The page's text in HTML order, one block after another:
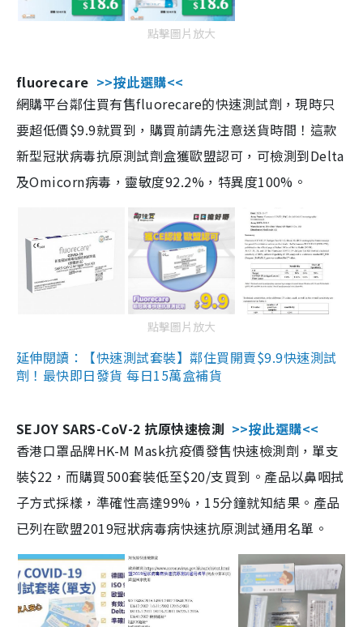
點擊圖片放大
fluorecare >>按此選購<<
網購平台鄰住買有售fluorecare的快速測試劑，現時只
要超低價$9.9就買到，購買前請先注意送貨時間！這款
新型冠狀病毒抗原測試劑盒獲歐盟認可，可檢測到Delta
及Omicorn病毒，靈敏度92.2%，特異度100%。
點擊圖片放大
延伸閱讀：【快速測試套裝】鄰住買開賣$9.9快速測試
劑！最快即日發貨 每日15萬盒補貨
SEJOY SARS-CoV-2 抗原快速檢測 >>按此選購<<
香港口罩品牌HK-M Mask抗疫價發售快速檢測劑，單支
裝$22，而購買500套裝低至$20/支買到。產品以鼻咽拭
子方式採樣，準確性高達99%，15分鐘就知結果。產品
已列在歐盟2019冠狀病毒病快速抗原測試通用名單。